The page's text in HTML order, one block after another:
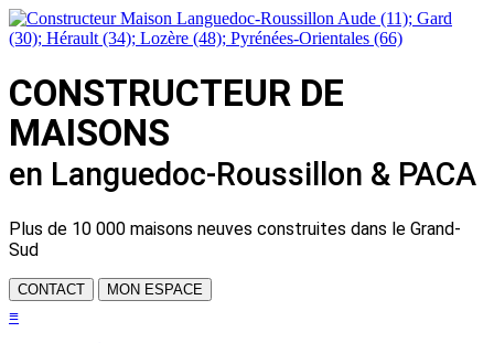
CONSTRUCTEUR DE
MAISONS
en Languedoc-Roussillon & PACA
Plus de 10 000 maisons neuves construites dans le Grand-
Sud
CONTACT MON ESPACE
≡